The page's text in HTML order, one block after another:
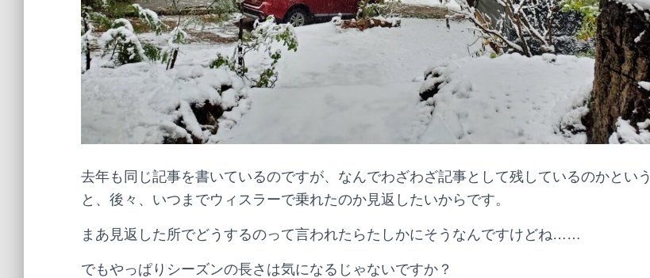
去年も同じ記事を書いているのですが、なんでわざわざ記事として残しているのかという
と、後々、いつまでウィスラーで乗れたのか見返したいからです。
まあ見返した所でどうするのって言われたらたしかにそうなんですけどね……
でもやっぱりシーズンの長さは気になるじゃないですか？